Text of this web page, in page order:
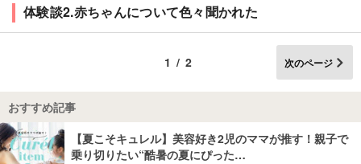
体験談2.赤ちゃんについて色々聞かれた
1/2 次のページ
おすすめ記事
【夏こそキュレル】美容好き2児のママが推す！親子で
乗り切りたい“酷暑の夏にぴった…